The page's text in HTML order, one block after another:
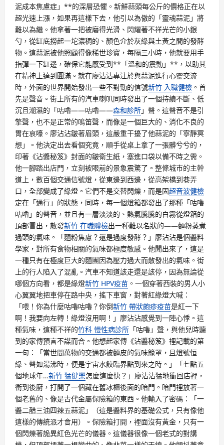
泥成本焦慮症」**的深層恐懼。新鮮蒜頭每公斤的價格正在以
超光速上漲，如果再這樣下去，他引以為傲的「靈魂蒜泥」將
難以為繼。他拿著一把被磨得光滑、閃耀著不祥光芒的小銀
勺，從缸底撈起一坨濃稠的、顏色介於灰綠與土黃之間的發酵
物。這蒜泥被他照顧得像稀世珍寶，每隔三小時，他就要用手
指彈一下缸邊，確保它能感受到**「溫和的震動」**，以助其
在精神上達到圓滿。就在廖沾沾專注於與蒜泥進行心靈交流
時，外面的世界開始發出一些不對勁的信號新竹 入職健檢 。首
先是聲音。街上所有的汽車喇叭同時發出了一個持續不斷、低
沉且潮濕的「咕嚕——咕嚕——森和診所」聲。這聲音不是引
擎聲，也不是正常的鳴笛聲，而像是一個巨大的、消化不良的
胃在哀嚎。廖沾沾皺著眉頭，這嚴重干擾了他蒜泥的「寧靜冥
想」。他決定出去看個究竟，順手從桌上拿了一張髒兮兮的，
印著《沾醬秘笈》封面的皺衛生紙，塞進口袋以備不時之需。
他一腳踏出店門，立刻被眼前的景象震驚了。整條城市的主幹
道上，數百個交通信號燈，從東邊到西邊，從高架橋到巷弄
口，全部變成了綠燈。它們不是交替閃爍，而是固超音波健檢
定在「通行」的狀態，同時，每一個燈箱都發出了那種「咕嚕
咕嚕」的聲音，並且有一層淡淡的、熱氣騰騰的白霧從燈箱的
頂部冒出，散發新竹 在職體檢出一種難以名狀的——麵粉蒸煮
過頭的氣味。「麵粉焦慮？還是過度發酵？」廖沾沾是個醬料
學家，對所有食物相關的氣味都極度敏感。他聞出來了，這是
一種只有在極度巨大的麵團因為壓力過大而散發出的氣味。街
上的行人陷入了混亂。汽車不知道該走還是該停，因為無論從
哪個方向看，都是綠燈新竹 HPV疫苗 。一個穿著西裝的男人小
心翼翼地把車停在路中央，搖下車窗，對著紅綠燈大喊：
「喂！你為什麼咕嚕咕嚕？你倒新竹 帶狀皰疹疫苗是紅一下
啊！我要向左轉！綠燈沒用啊！」廖沾沾感覺到一陣心悸。這
種氣味，這種不祥的竹科 慢性病診所 「咕嚕」聲，與他兒時聽
到的家傳預言不謀而合。他想起家傳《沾醬秘笈》裡記載的第
一句：「當世間萬物的交通都被麵皮的氣味籠罩，且燈號恒
綠、聲如湯沸時，便是宇宙水餃臨界點到來之時。」「七點五
個地球年…新竹 猛健樂怎麼這麼快？」廖沾沾猛地衝回店裡，
衝到後廚，打開了一個藏在舊冰櫃後面的暗門。暗門裡放著一
個老舊的、像是古代金屬保險箱的東西。他輸入了密碼：「一
醬二醋三油四辣五蒜泥」（這是醬料界的基礎公式，只有像他
這樣的傳統派才會用）。保險箱打開，裡面沒有黃金，只有一
個閃爍著詭異紅色光芒的儀器。這儀器很像一個老式的對講